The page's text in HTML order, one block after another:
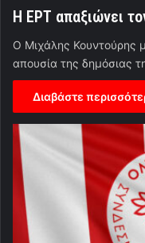
Η ΕΡΤ απαξιώνει
Ο Μιχάλης Κουντούρης
απουσία της δημόσιας
Διαβάστε